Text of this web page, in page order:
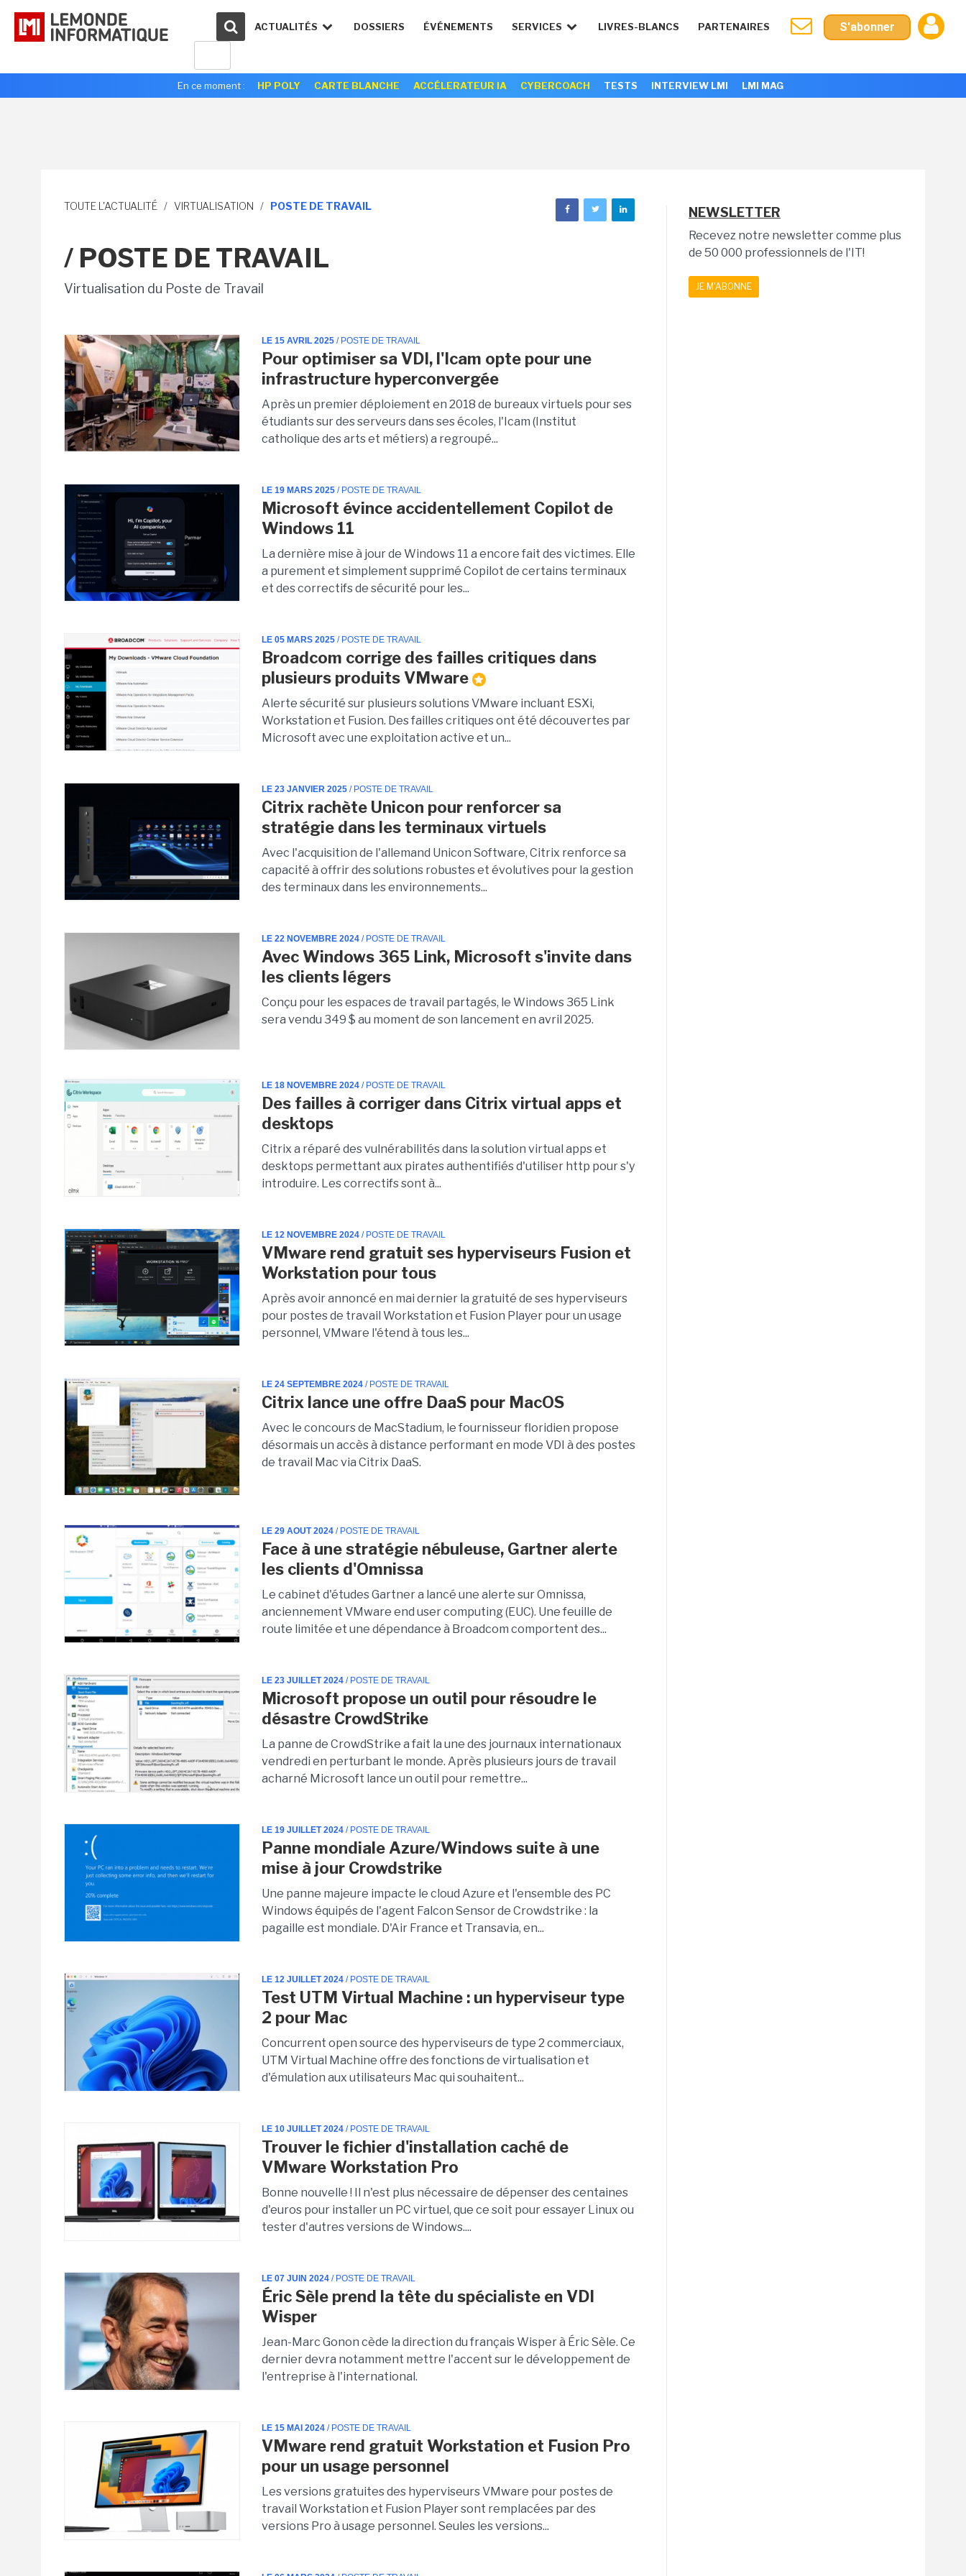
ACTUALITÉS DOSSIERS ÉVÉNEMENTS SERVICES LIVRES-BLANCS PARTENAIRES S'abonner
En ce moment : HP POLY CARTE BLANCHE ACCÉLERATEUR IA CYBERCOACH TESTS INTERVIEW LMI LMI MAG
TOUTE L'ACTUALITÉ / VIRTUALISATION / POSTE DE TRAVAIL
/ POSTE DE TRAVAIL
Virtualisation du Poste de Travail
LE 15 AVRIL 2025 / POSTE DE TRAVAIL
Pour optimiser sa VDI, l'Icam opte pour une
infrastructure hyperconvergée
Après un premier déploiement en 2018 de bureaux virtuels pour ses
étudiants sur des serveurs dans ses écoles, l'Icam (Institut
catholique des arts et métiers) a regroupé...
LE 19 MARS 2025 / POSTE DE TRAVAIL
Microsoft évince accidentellement Copilot de
Windows 11
La dernière mise à jour de Windows 11 a encore fait des victimes. Elle
a purement et simplement supprimé Copilot de certains terminaux
et des correctifs de sécurité pour les...
LE 05 MARS 2025 / POSTE DE TRAVAIL
Broadcom corrige des failles critiques dans
plusieurs produits VMware
Alerte sécurité sur plusieurs solutions VMware incluant ESXi,
Workstation et Fusion. Des failles critiques ont été découvertes par
Microsoft avec une exploitation active et un...
LE 23 JANVIER 2025 / POSTE DE TRAVAIL
Citrix rachète Unicon pour renforcer sa
stratégie dans les terminaux virtuels
Avec l'acquisition de l'allemand Unicon Software, Citrix renforce sa
capacité à offrir des solutions robustes et évolutives pour la gestion
des terminaux dans les environnements...
LE 22 NOVEMBRE 2024 / POSTE DE TRAVAIL
Avec Windows 365 Link, Microsoft s'invite dans
les clients légers
Conçu pour les espaces de travail partagés, le Windows 365 Link
sera vendu 349 $ au moment de son lancement en avril 2025.
LE 18 NOVEMBRE 2024 / POSTE DE TRAVAIL
Des failles à corriger dans Citrix virtual apps et
desktops
Citrix a réparé des vulnérabilités dans la solution virtual apps et
desktops permettant aux pirates authentifiés d'utiliser http pour s'y
introduire. Les correctifs sont à...
LE 12 NOVEMBRE 2024 / POSTE DE TRAVAIL
VMware rend gratuit ses hyperviseurs Fusion et
Workstation pour tous
Après avoir annoncé en mai dernier la gratuité de ses hyperviseurs
pour postes de travail Workstation et Fusion Player pour un usage
personnel, VMware l'étend à tous les...
LE 24 SEPTEMBRE 2024 / POSTE DE TRAVAIL
Citrix lance une offre DaaS pour MacOS
Avec le concours de MacStadium, le fournisseur floridien propose
désormais un accès à distance performant en mode VDI à des postes
de travail Mac via Citrix DaaS.
LE 29 AOUT 2024 / POSTE DE TRAVAIL
Face à une stratégie nébuleuse, Gartner alerte
les clients d'Omnissa
Le cabinet d'études Gartner a lancé une alerte sur Omnissa,
anciennement VMware end user computing (EUC). Une feuille de
route limitée et une dépendance à Broadcom comportent des...
LE 23 JUILLET 2024 / POSTE DE TRAVAIL
Microsoft propose un outil pour résoudre le
désastre CrowdStrike
La panne de CrowdStrike a fait la une des journaux internationaux
vendredi en perturbant le monde. Après plusieurs jours de travail
acharné Microsoft lance un outil pour remettre...
LE 19 JUILLET 2024 / POSTE DE TRAVAIL
Panne mondiale Azure/Windows suite à une
mise à jour Crowdstrike
Une panne majeure impacte le cloud Azure et l'ensemble des PC
Windows équipés de l'agent Falcon Sensor de Crowdstrike : la
pagaille est mondiale. D'Air France et Transavia, en...
LE 12 JUILLET 2024 / POSTE DE TRAVAIL
Test UTM Virtual Machine : un hyperviseur type
2 pour Mac
Concurrent open source des hyperviseurs de type 2 commerciaux,
UTM Virtual Machine offre des fonctions de virtualisation et
d'émulation aux utilisateurs Mac qui souhaitent...
LE 10 JUILLET 2024 / POSTE DE TRAVAIL
Trouver le fichier d'installation caché de
VMware Workstation Pro
Bonne nouvelle ! Il n'est plus nécessaire de dépenser des centaines
d'euros pour installer un PC virtuel, que ce soit pour essayer Linux ou
tester d'autres versions de Windows....
LE 07 JUIN 2024 / POSTE DE TRAVAIL
Éric Sèle prend la tête du spécialiste en VDI
Wisper
Jean-Marc Gonon cède la direction du français Wisper à Éric Sèle. Ce
dernier devra notamment mettre l'accent sur le développement de
l'entreprise à l'international.
LE 15 MAI 2024 / POSTE DE TRAVAIL
VMware rend gratuit Workstation et Fusion Pro
pour un usage personnel
Les versions gratuites des hyperviseurs VMware pour postes de
travail Workstation et Fusion Player sont remplacées par des
versions Pro à usage personnel. Seules les versions...
NEWSLETTER
Recevez notre newsletter comme plus
de 50 000 professionnels de l'IT!
JE M'ABONNE